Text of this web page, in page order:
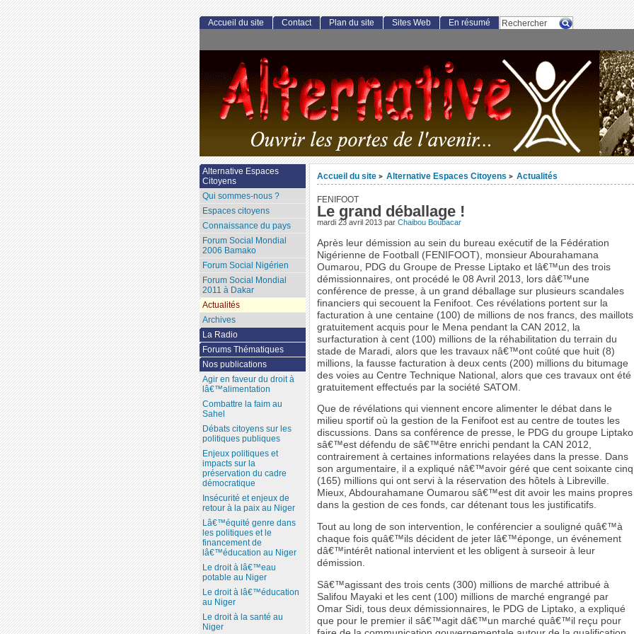
Accueil du site > Alternative Espaces Citoyens > Actualités
FENIFOOT
Le grand déballage !
mardi 23 avril 2013 par Chaibou Boubacar
Après leur démission au sein du bureau exécutif de la Fédération
Nigérienne de Football (FENIFOOT), monsieur Abourahamana
Oumarou, PDG du Groupe de Presse Liptako et lâ€™un des trois
démissionnaires, ont procédé le 08 Avril 2013, lors dâ€™une
conférence de presse, à un grand déballage sur plusieurs scandales
financiers qui secouent la Fenifoot. Ces révélations portent sur la
facturation à une centaine (100) de millions de nos francs, des maillots
gratuitement acquis pour le Mena pendant la CAN 2012, la
surfacturation à cent (100) millions de la réhabilitation du terrain du
stade de Maradi, alors que les travaux nâ€™ont coûté que huit (8)
millions, la fausse facturation à deux cents (200) millions du bitumage
des voies au Centre Technique National, alors que ces travaux ont été
gratuitement effectués par la société SATOM.
Que de révélations qui viennent encore alimenter le débat dans le
milieu sportif où la gestion de la Fenifoot est au centre de toutes les
discussions. Dans sa conférence de presse, le PDG du groupe Liptako
sâ€™est défendu de sâ€™être enrichi pendant la CAN 2012,
contrairement à certaines informations relayées dans la presse. Dans
son argumentaire, il a expliqué nâ€™avoir géré que cent soixante cinq
(165) millions qui ont servi à la réservation des hôtels à Libreville.
Mieux, Abdourahamane Oumarou sâ€™est dit avoir les mains propres
dans la gestion de ces fonds, car détenant tous les justificatifs.
Tout au long de son intervention, le conférencier a souligné quâ€™à
chaque fois quâ€™ils décident de jeter lâ€™éponge, un événement
dâ€™intérêt national intervient et les obligent à surseoir à leur
démission.
Sâ€™agissant des trois cents (300) millions de marché attribué à
Salifou Mayaki et les cent (100) millions de marché engrangé par
Omar Sidi, tous deux démissionnaires, le PDG de Liptako, a expliqué
que pour le premier il sâ€™agit dâ€™un marché quâ€™il reçu pour
Accueil du site Contact Plan du site Sites Web En résumé
Alternative Espaces
Citoyens
Qui sommes-nous ?
Espaces citoyens
Connaissance du pays
Forum Social Mondial
2006 Bamako
Forum Social Nigérien
Forum Social Mondial
2011 à Dakar
Actualités
Archives
La Radio
Forums Thématiques
Nos publications
Agir en faveur du droit à
lâ€™alimentation
Combattre la faim au
Sahel
Débats citoyens sur les
politiques publiques
Enjeux politiques et
impacts sur la
préservation du cadre
démocratique
Insécurité et enjeux de
retour à la paix au Niger
Lâ€™équité genre dans
les politiques et le
financement de
lâ€™éducation au Niger
Le droit à lâ€™eau
potable au Niger
Le droit à lâ€™éducation
au Niger
Le droit à la santé au
Niger